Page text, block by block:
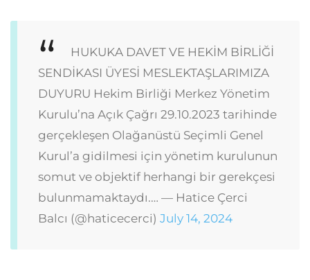
HUKUKA DAVET VE HEKİM BİRLİĞİ
SENDİKASI ÜYESİ MESLEKTAŞLARIMIZA
DUYURU Hekim Birliği Merkez Yönetim
Kurulu’na Açık Çağrı 29.10.2023 tarihinde
gerçekleşen Olağanüstü Seçimli Genel
Kurul’a gidilmesi için yönetim kurulunun
somut ve objektif herhangi bir gerekçesi
bulunmamaktaydı.… — Hatice Çerci
Balcı (@haticecerci) July 14, 2024